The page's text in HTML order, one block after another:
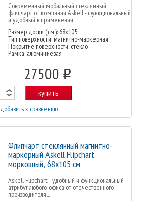
Современный мобильный стеклянный
флипчарт от компании Askell - функциональный
и удобный в применении...
Размер доски (см.): 68x105
Тип поверхности: магнитно-маркерная
Покрытие поверхности: стекло
Рамка: алюминиевая
27500 o
купить
добавить к сравнению
Флипчарт стеклянный магнитно-
маркерный Askell Flipchart
морковный, 68х105 см
Askell Flipchart - удобный и функциональный
атрибут любого офиса от отечественного
производителя...